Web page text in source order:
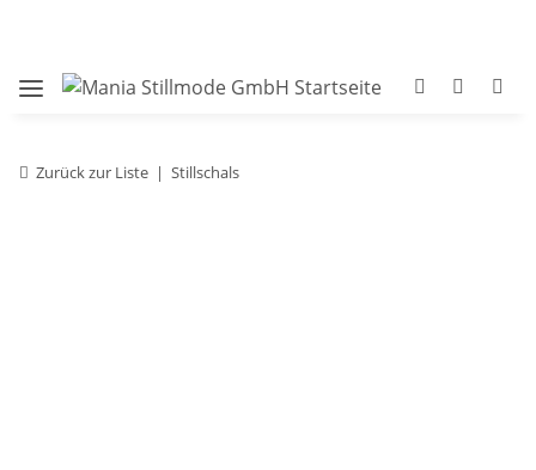
Zurück zur Liste Stillschals